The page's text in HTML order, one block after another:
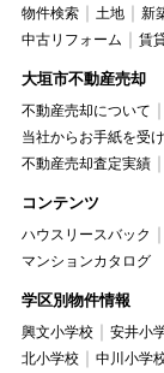
物件検索 土地 新
中古リフォーム
賃
大垣市不動産売却
不動産売却について
当社からお手紙を受
不動産売却査定実績
コンテンツ
ハウスリースバック
マンションカタログ
学区別物件情報
興文小学校 安井小
北小学校
中川小学